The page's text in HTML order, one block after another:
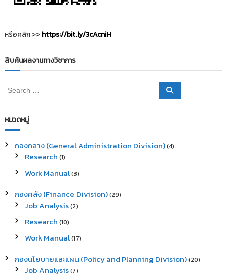
ล
า
วิ
จั
หรือคลิก >>https://bit.ly/3cAcniH
สืบค้นผลงานทางวิชาการ
e
r
c
f
S
หมวดหมู่
กองกลาง (General Administration Division)(4)
Research (1)
Work Manual(3)
กองคลัง (Finance Division)(29)
Job Analysis(2)
Research (10)
Work Manual(17)
กองนโยบายและแผน (Policy and Planning Division)(20)
Job Analysis(7)